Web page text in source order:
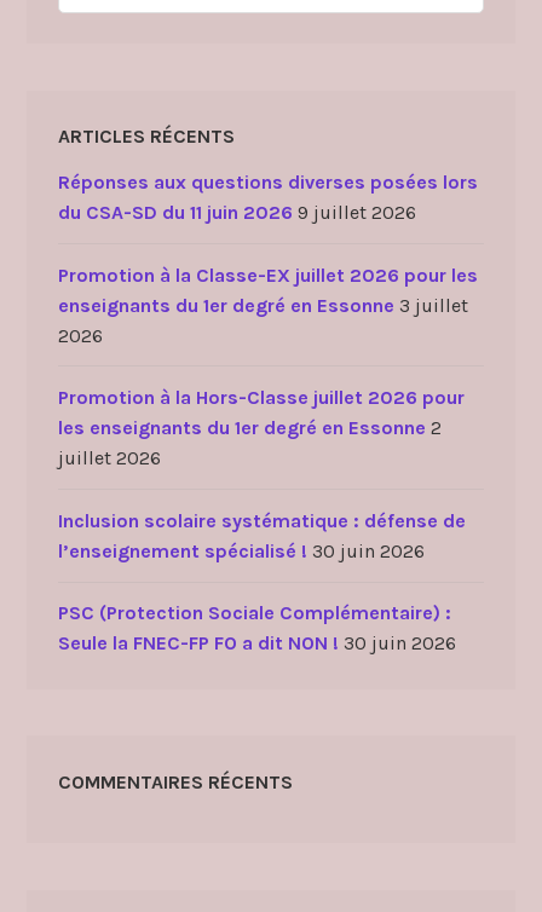
ARTICLES RÉCENTS
Réponses aux questions diverses posées lors
du CSA-SD du 11 juin 2026 9 juillet 2026
Promotion à la Classe-EX juillet 2026 pour les
enseignants du 1er degré en Essonne 3 juillet
2026
Promotion à la Hors-Classe juillet 2026 pour
les enseignants du 1er degré en Essonne 2
juillet 2026
Inclusion scolaire systématique : défense de
l’enseignement spécialisé ! 30 juin 2026
PSC (Protection Sociale Complémentaire) :
Seule la FNEC-FP FO a dit NON ! 30 juin 2026
COMMENTAIRES RÉCENTS